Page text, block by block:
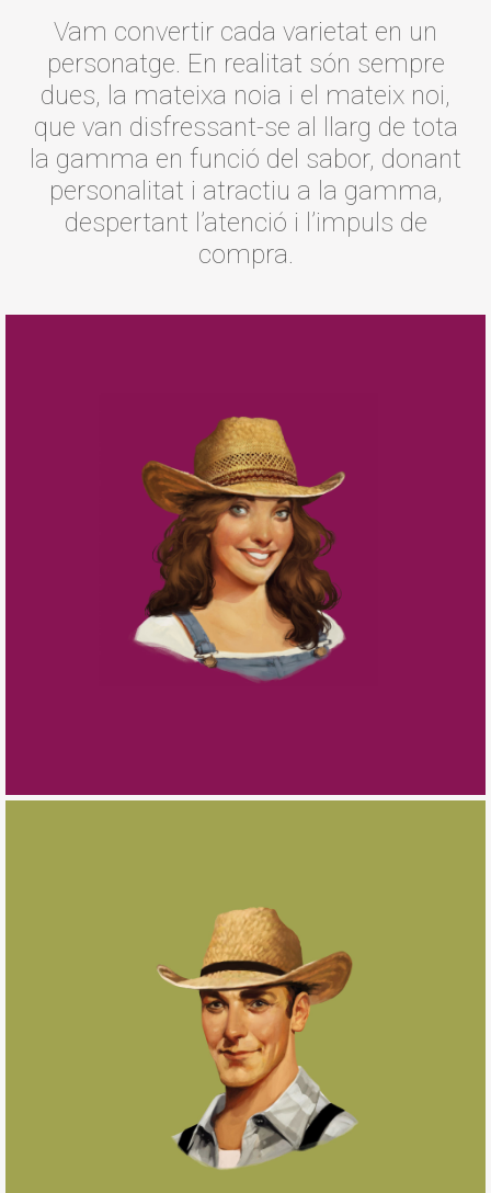
Vam convertir cada varietat en un
personatge. En realitat són sempre
dues, la mateixa noia i el mateix noi,
que van disfressant-se al llarg de tota
la gamma en funció del sabor, donant
personalitat i atractiu a la gamma,
despertant l’atenció i l’impuls de
compra.